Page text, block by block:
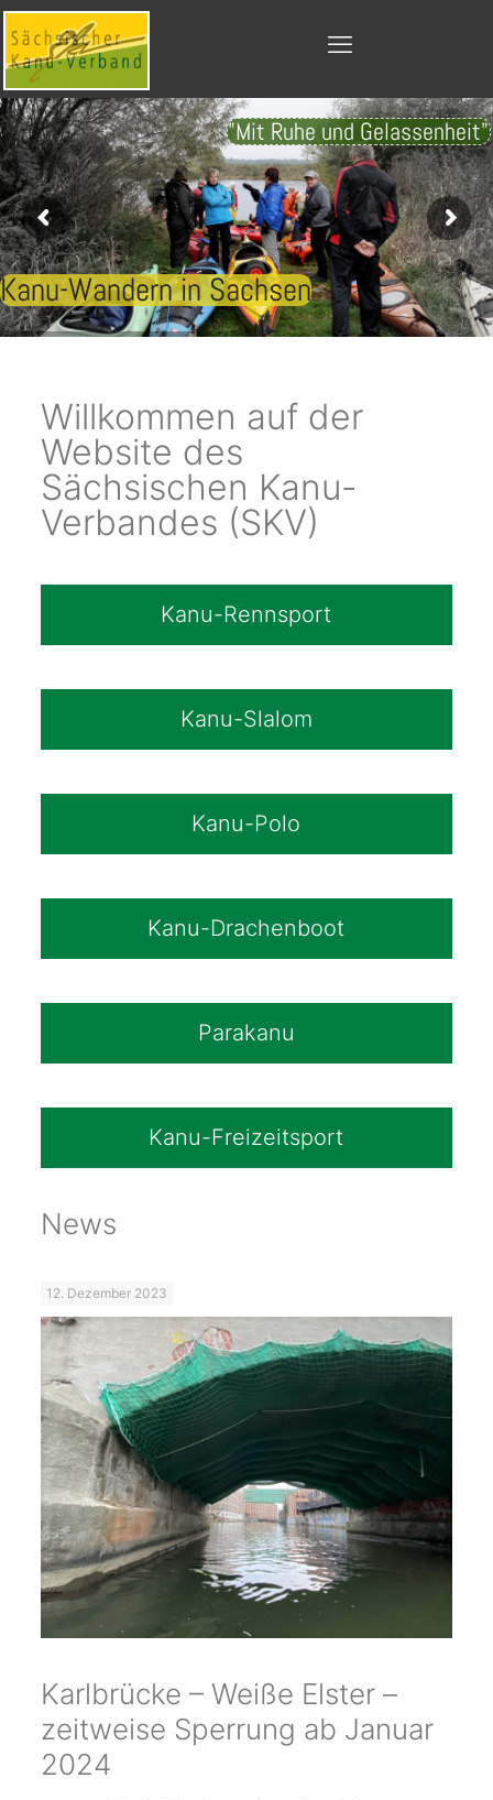
"Mit Ruhe und Gelassenheit"
Kanu-Wandern in Sachsen
Willkommen auf der
Website des
Sächsischen Kanu-
Verbandes (SKV)
Kanu-Rennsport
Kanu-Slalom
Kanu-Polo
Kanu-Drachenboot
Parakanu
Kanu-Freizeitsport
News
12. Dezember 2023
Karlbrücke – Weiße Elster –
zeitweise Sperrung ab Januar
2024